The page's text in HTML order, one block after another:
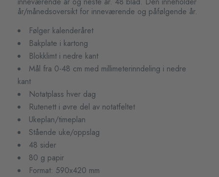
år/månedsoversikt for inneværende og påfølgende år.
Følger kalenderåret
Bakplate i kartong
Blokklimt i nedre kant
Mål fra 0-48 cm med millimeterinndeling i nedre
kant
Notatplass hver dag
Rutenett i øvre del av notatfeltet
Ukeplan/timeplan
Stående uke/oppslag
48 sider
80 g papir
Format: 590x420 mm